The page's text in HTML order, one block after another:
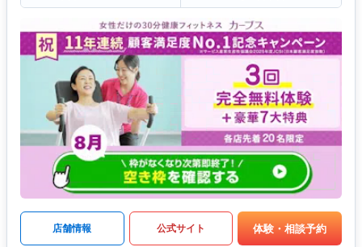
店舗情報 公式サイト 体験・相談予約